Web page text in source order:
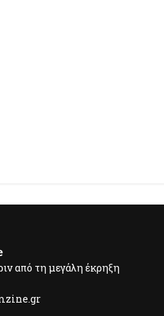
από τη μεγάλη έκρηξη